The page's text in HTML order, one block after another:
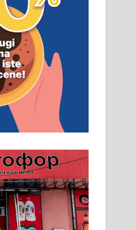
завршних
молерских
возач са Б
85-511
за рад на
промет” у
За више
лично на
Максима
дана од
045